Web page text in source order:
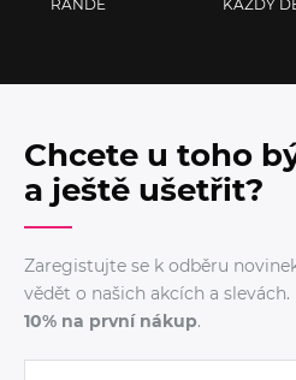
RANDE
KAŽDÝ
Chcete u toho
a ještě ušetřit?
Zaregistujte se k odběru
vědět o našich akcích a
10% na první nákup.